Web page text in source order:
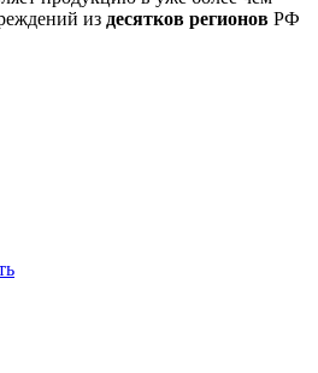
из десятков регионов РФ